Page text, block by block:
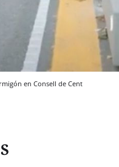
en Consell de Cent